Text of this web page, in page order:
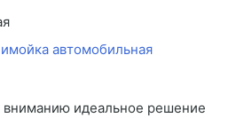
идеальное решение